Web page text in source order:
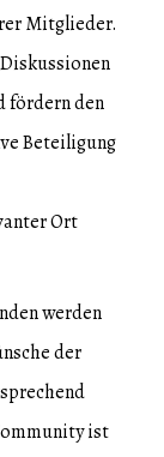
Mitglieder.
fördern den
Beteiligung
Ort
werden
der
ist